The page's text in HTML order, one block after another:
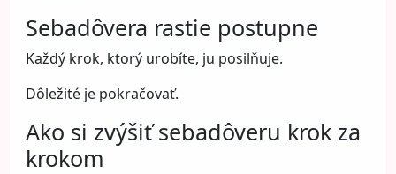
Sebadôvera rastie postupne
Každý krok, ktorý urobíte, ju posilňuje.
Dôležité je pokračovať.
Ako si zvýšiť sebadôveru krok za
krokom